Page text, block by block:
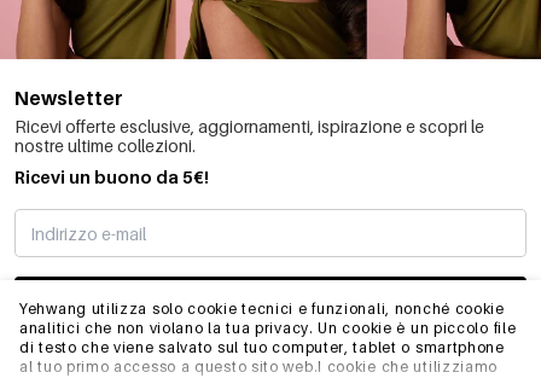
Yehwang utilizza solo cookie tecnici e funzionali, nonché cookie
analitici che non violano la tua privacy. Un cookie è un piccolo file
di testo che viene salvato sul tuo computer, tablet o smartphone
al tuo primo accesso a questo sito web.I cookie che utilizziamo
Newsletter
Ricevi offerte esclusive, aggiornamenti, ispirazione e scopri le
nostre ultime collezioni.
Ricevi un buono da 5€!
MI STO REGISTRANDO